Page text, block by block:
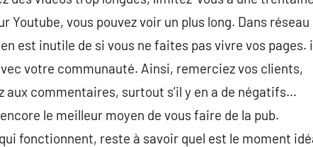
Youtube, vous pouvez voir un plus long. Dans réseau
est inutile de si vous ne faites pas vivre vos pages.
votre communauté. Ainsi, remerciez vos clients,
commentaires, surtout s’il y en a de négatifs…
le meilleur moyen de vous faire de la pub.
fonctionnent, reste à savoir quel est le moment